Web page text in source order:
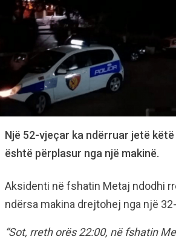
Një 52-vjeçar ka ndërruar jetë
është përplasur nga një makinë.
Aksidenti në fshatin Metaj ndodhi
ndërsa makina drejtohej nga një
“Sot, rreth orës 22:00, në fshatin